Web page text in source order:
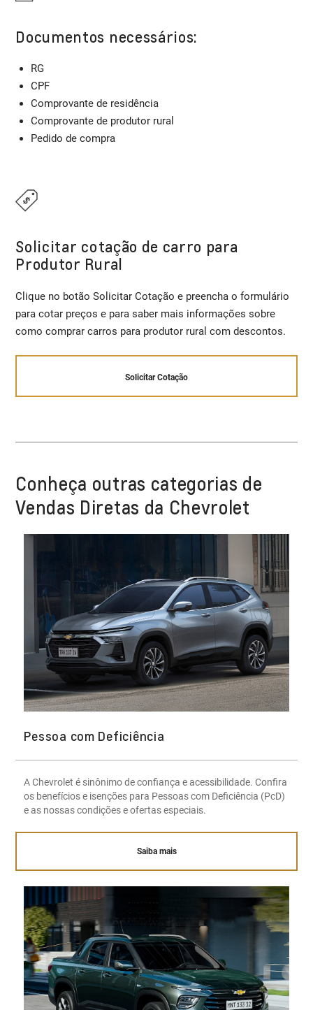
Documentos necessários:
RG
CPF
Comprovante de residência
Comprovante de produtor rural
Pedido de compra
Solicitar cotação de carro para
Produtor Rural
Clique no botão Solicitar Cotação e preencha o formulário
para cotar preços e para saber mais informações sobre
como comprar carros para produtor rural com descontos.
Solicitar Cotação
Conheça outras categorias de
Vendas Diretas da Chevrolet
Pessoa com Deficiência
A Chevrolet é sinônimo de confiança e acessibilidade. Confira
os benefícios e isenções para Pessoas com Deficiência (PcD)
e as nossas condições e ofertas especiais.
Saiba mais